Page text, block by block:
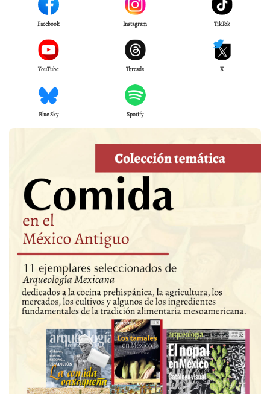
Facebook Instagram TikTok
YouTube Threads X
Blue Sky Spotify